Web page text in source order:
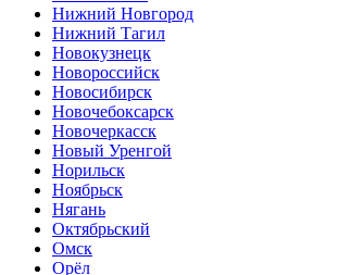
Нижний Новгород
Нижний Тагил
Новокузнецк
Новороссийск
Новосибирск
Новочебоксарск
Новочеркасск
Новый Уренгой
Норильск
Ноябрьск
Нягань
Октябрьский
Омск
Орёл